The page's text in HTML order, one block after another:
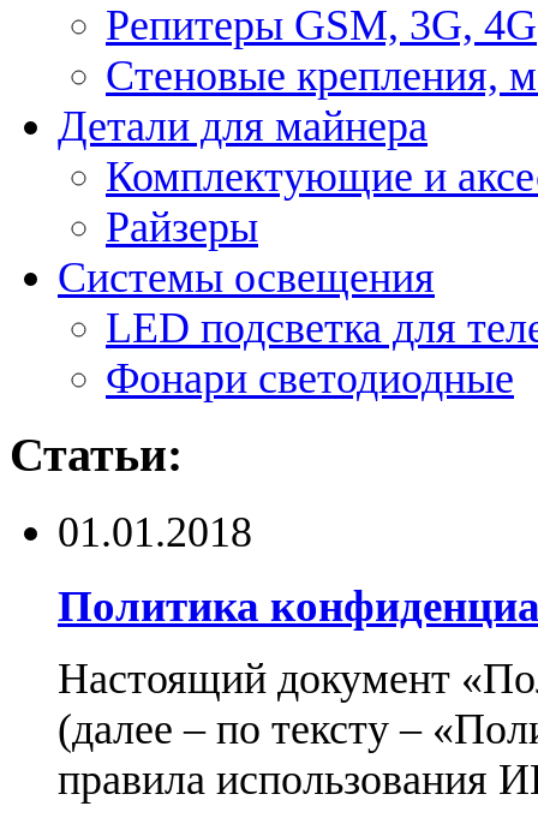
Репитеры GSM, 3G, 4G
Стеновые крепления,
Детали для майнера
Комплектующие и
Райзеры
Системы освещения
LED подсветка для
Фонари светодиодные
Статьи:
01.01.2018
Политика
Настоящий документ
(далее – по тексту –
правила использования